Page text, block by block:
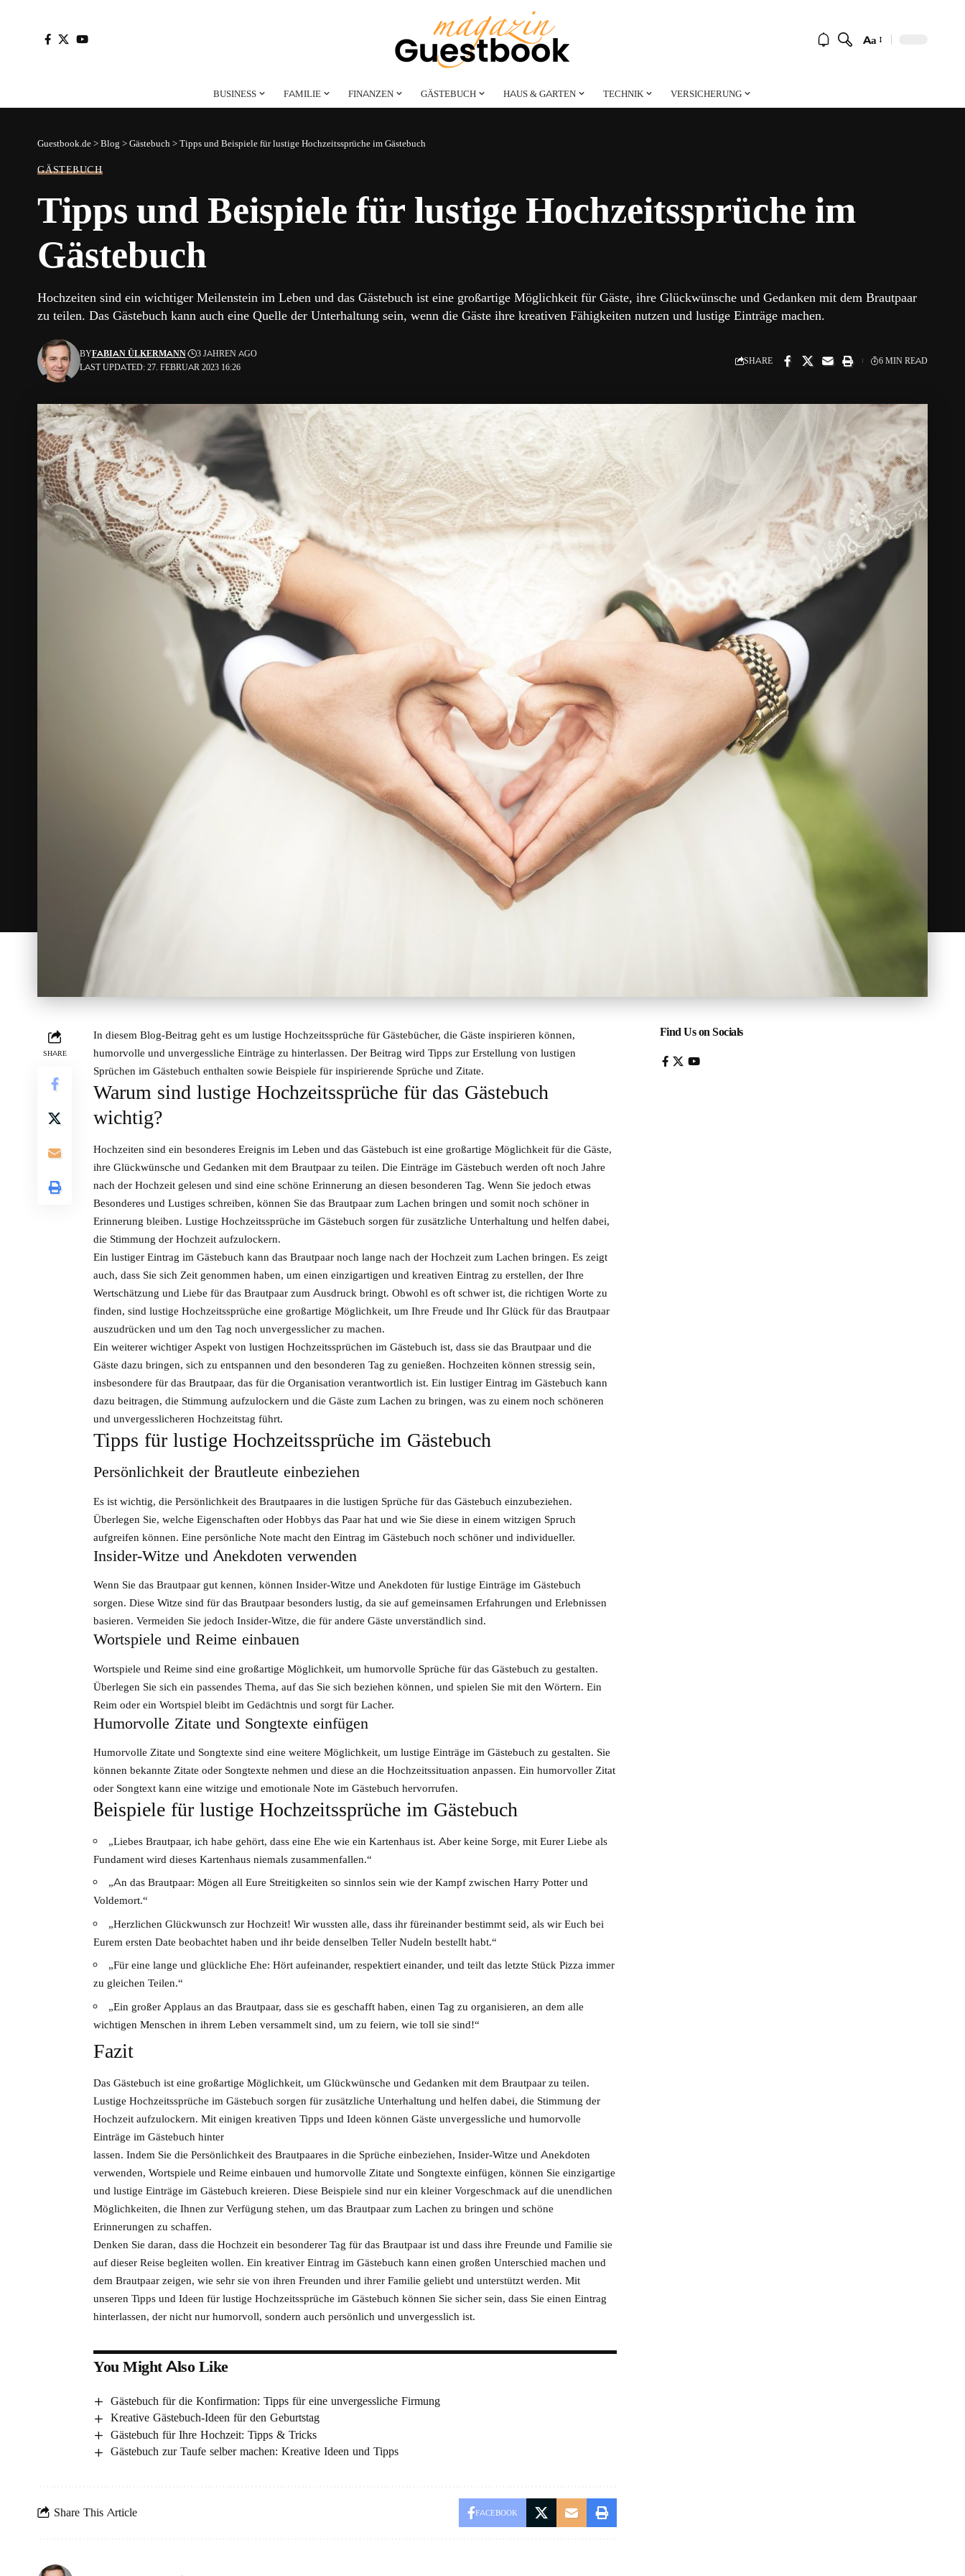
Font
Aa
BUSINESS FAMILIE FINANZEN GÄSTEBUCH HAUS & GARTEN TECHNIK VERSICHERUNG
Guestbook.de>Blog >Gästebuch >Tipps und Beispiele für lustige Hochzeitssprüche im Gästebuch
GÄSTEBUCH
Tipps und Beispiele für lustige Hochzeitssprüche im
Gästebuch
Hochzeiten sind ein wichtiger Meilenstein im Leben und das Gästebuch ist eine großartige Möglichkeit für Gäste, ihre Glückwünsche und Gedanken mit dem Brautpaar
zu teilen. Das Gästebuch kann auch eine Quelle der Unterhaltung sein, wenn die Gäste ihre kreativen Fähigkeiten nutzen und lustige Einträge machen.
LAST UPDATED: 27. FEBRUAR 2023 16:26
BYFABIAN ÜLKERMANN 3 JAHREN AGO
SHARE 6 MIN READ
SHARE
In diesem Blog-Beitrag geht es um lustige Hochzeitssprüche für Gästebücher, die Gäste inspirieren können,
humorvolle und unvergessliche Einträge zu hinterlassen. Der Beitrag wird Tipps zur Erstellung von lustigen
Sprüchen im Gästebuch enthalten sowie Beispiele für inspirierende Sprüche und Zitate.
Warum sind lustige Hochzeitssprüche für das Gästebuch
wichtig?
Hochzeiten sind ein besonderes Ereignis im Leben und das Gästebuch ist eine großartige Möglichkeit für die Gäste,
ihre Glückwünsche und Gedanken mit dem Brautpaar zu teilen. Die Einträge im Gästebuch werden oft noch Jahre
nach der Hochzeit gelesen und sind eine schöne Erinnerung an diesen besonderen Tag. Wenn Sie jedoch etwas
Besonderes und Lustiges schreiben, können Sie das Brautpaar zum Lachen bringen und somit noch schöner in
Erinnerung bleiben. Lustige Hochzeitssprüche im Gästebuch sorgen für zusätzliche Unterhaltung und helfen dabei,
die Stimmung der Hochzeit aufzulockern.
Ein lustiger Eintrag im Gästebuch kann das Brautpaar noch lange nach der Hochzeit zum Lachen bringen. Es zeigt
auch, dass Sie sich Zeit genommen haben, um einen einzigartigen und kreativen Eintrag zu erstellen, der Ihre
Wertschätzung und Liebe für das Brautpaar zum Ausdruck bringt. Obwohl es oft schwer ist, die richtigen Worte zu
finden, sind lustige Hochzeitssprüche eine großartige Möglichkeit, um Ihre Freude und Ihr Glück für das Brautpaar
auszudrücken und um den Tag noch unvergesslicher zu machen.
Ein weiterer wichtiger Aspekt von lustigen Hochzeitssprüchen im Gästebuch ist, dass sie das Brautpaar und die
Gäste dazu bringen, sich zu entspannen und den besonderen Tag zu genießen. Hochzeiten können stressig sein,
insbesondere für das Brautpaar, das für die Organisation verantwortlich ist. Ein lustiger Eintrag im Gästebuch kann
dazu beitragen, die Stimmung aufzulockern und die Gäste zum Lachen zu bringen, was zu einem noch schöneren
und unvergesslicheren Hochzeitstag führt.
Tipps für lustige Hochzeitssprüche im Gästebuch
Persönlichkeit der Brautleute einbeziehen
Es ist wichtig, die Persönlichkeit des Brautpaares in die lustigen Sprüche für das Gästebuch einzubeziehen.
Überlegen Sie, welche Eigenschaften oder Hobbys das Paar hat und wie Sie diese in einem witzigen Spruch
aufgreifen können. Eine persönliche Note macht den Eintrag im Gästebuch noch schöner und individueller.
Insider-Witze und Anekdoten verwenden
Wenn Sie das Brautpaar gut kennen, können Insider-Witze und Anekdoten für lustige Einträge im Gästebuch
sorgen. Diese Witze sind für das Brautpaar besonders lustig, da sie auf gemeinsamen Erfahrungen und Erlebnissen
basieren. Vermeiden Sie jedoch Insider-Witze, die für andere Gäste unverständlich sind.
Wortspiele und Reime einbauen
Wortspiele und Reime sind eine großartige Möglichkeit, um humorvolle Sprüche für das Gästebuch zu gestalten.
Überlegen Sie sich ein passendes Thema, auf das Sie sich beziehen können, und spielen Sie mit den Wörtern. Ein
Reim oder ein Wortspiel bleibt im Gedächtnis und sorgt für Lacher.
Humorvolle Zitate und Songtexte einfügen
Humorvolle Zitate und Songtexte sind eine weitere Möglichkeit, um lustige Einträge im Gästebuch zu gestalten. Sie
können bekannte Zitate oder Songtexte nehmen und diese an die Hochzeitssituation anpassen. Ein humorvoller Zitat
oder Songtext kann eine witzige und emotionale Note im Gästebuch hervorrufen.
Beispiele für lustige Hochzeitssprüche im Gästebuch
„Liebes Brautpaar, ich habe gehört, dass eine Ehe wie ein Kartenhaus ist. Aber keine Sorge, mit Eurer Liebe als
Fundament wird dieses Kartenhaus niemals zusammenfallen.“
„An das Brautpaar: Mögen all Eure Streitigkeiten so sinnlos sein wie der Kampf zwischen Harry Potter und
Voldemort.“
„Herzlichen Glückwunsch zur Hochzeit! Wir wussten alle, dass ihr füreinander bestimmt seid, als wir Euch bei
Eurem ersten Date beobachtet haben und ihr beide denselben Teller Nudeln bestellt habt.“
„Für eine lange und glückliche Ehe: Hört aufeinander, respektiert einander, und teilt das letzte Stück Pizza immer
zu gleichen Teilen.“
„Ein großer Applaus an das Brautpaar, dass sie es geschafft haben, einen Tag zu organisieren, an dem alle
wichtigen Menschen in ihrem Leben versammelt sind, um zu feiern, wie toll sie sind!“
Fazit
Das Gästebuch ist eine großartige Möglichkeit, um Glückwünsche und Gedanken mit dem Brautpaar zu teilen.
Lustige Hochzeitssprüche im Gästebuch sorgen für zusätzliche Unterhaltung und helfen dabei, die Stimmung der
Hochzeit aufzulockern. Mit einigen kreativen Tipps und Ideen können Gäste unvergessliche und humorvolle
Einträge im Gästebuch hinter
lassen. Indem Sie die Persönlichkeit des Brautpaares in die Sprüche einbeziehen, Insider-Witze und Anekdoten
verwenden, Wortspiele und Reime einbauen und humorvolle Zitate und Songtexte einfügen, können Sie einzigartige
und lustige Einträge im Gästebuch kreieren. Diese Beispiele sind nur ein kleiner Vorgeschmack auf die unendlichen
Möglichkeiten, die Ihnen zur Verfügung stehen, um das Brautpaar zum Lachen zu bringen und schöne
Erinnerungen zu schaffen.
Denken Sie daran, dass die Hochzeit ein besonderer Tag für das Brautpaar ist und dass ihre Freunde und Familie sie
auf dieser Reise begleiten wollen. Ein kreativer Eintrag im Gästebuch kann einen großen Unterschied machen und
dem Brautpaar zeigen, wie sehr sie von ihren Freunden und ihrer Familie geliebt und unterstützt werden. Mit
unseren Tipps und Ideen für lustige Hochzeitssprüche im Gästebuch können Sie sicher sein, dass Sie einen Eintrag
hinterlassen, der nicht nur humorvoll, sondern auch persönlich und unvergesslich ist.
You Might Also Like
Gästebuch für die Konfirmation: Tipps für eine unvergessliche Firmung
Kreative Gästebuch-Ideen für den Geburtstag
Gästebuch für Ihre Hochzeit: Tipps & Tricks
Gästebuch zur Taufe selber machen: Kreative Ideen und Tipps
Share This Article FACEBOOK
Find Us on Socials